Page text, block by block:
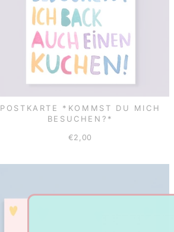
POSTKARTE *KOMMST DU MICH
BESUCHEN?*
€2,00